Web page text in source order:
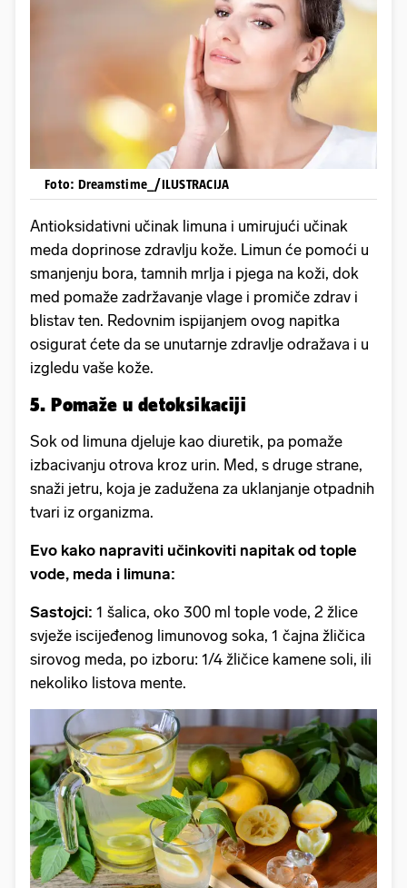
Foto: Dreamstime_/ILUSTRACIJA
Antioksidativni učinak limuna i umirujući učinak
meda doprinose zdravlju kože. Limun će pomoći u
smanjenju bora, tamnih mrlja i pjega na koži, dok
med pomaže zadržavanje vlage i promiče zdrav i
blistav ten. Redovnim ispijanjem ovog napitka
osigurat ćete da se unutarnje zdravlje odražava i u
izgledu vaše kože.
5. Pomaže u detoksikaciji
Sok od limuna djeluje kao diuretik, pa pomaže
izbacivanju otrova kroz urin. Med, s druge strane,
snaži jetru, koja je zadužena za uklanjanje otpadnih
tvari iz organizma.
Evo kako napraviti učinkoviti napitak od tople
vode, meda i limuna:
Sastojci: 1 šalica, oko 300 ml tople vode, 2 žlice
svježe iscijeđenog limunovog soka, 1 čajna žličica
sirovog meda, po izboru: 1/4 žličice kamene soli, ili
nekoliko listova mente.